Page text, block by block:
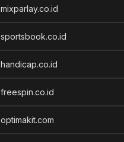
mixparlay.co.id
sportsbook.co.id
handicap.co.id
freespin.co.id
optimakit.com